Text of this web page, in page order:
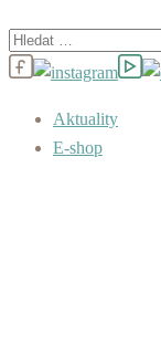
Aktuality
E-shop